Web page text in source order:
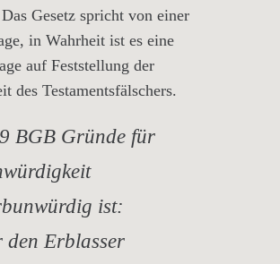
Gesetz spricht von einer
in Wahrheit ist es eine
auf Feststellung der
des Testamentsfälschers.
BGB Gründe für
ist:
den Erblasser